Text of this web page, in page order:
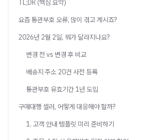
TL;DR (핵심 요약)
요즘 통관부호 오류, 많이 겪고 계시죠?
2026년 2월 2일, 뭐가 달라지나요?
변경 전 vs 변경 후 비교
배송지 주소 20건 사전 등록
통관부호 유효기간 1년 도입
구매대행 셀러, 어떻게 대응해야 할까?
1. 고객 안내 템플릿 미리 준비하기